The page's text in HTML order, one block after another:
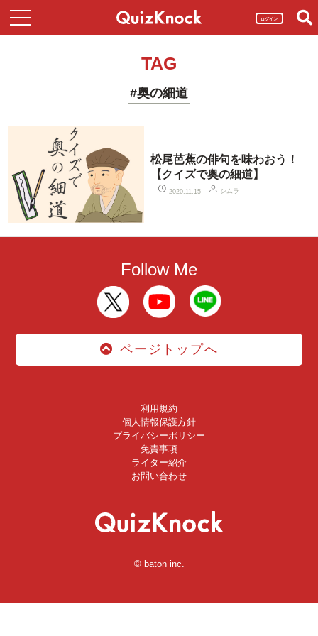
ログイン
TAG
#奥の細道
松尾芭蕉の俳句を味わおう！
【クイズで奥の細道】
2020.11.15 シムラ
Follow Me
ページトップへ
利用規約
個人情報保護方針
プライバシーポリシー
免責事項
ライター紹介
お問い合わせ
© baton inc.